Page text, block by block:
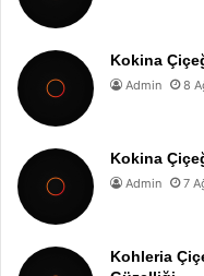
Kokina
Admin 8
Kokina
Admin 7
Kohleria